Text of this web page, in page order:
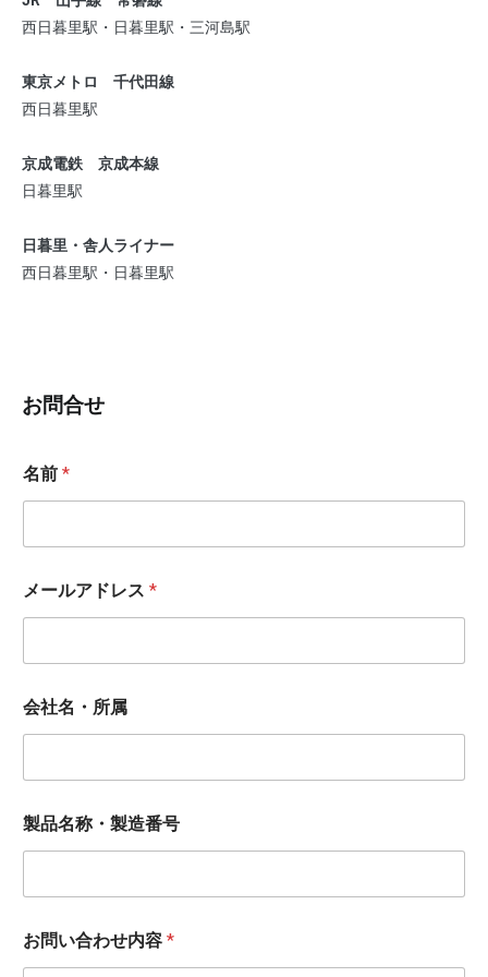
西日暮里駅・日暮里駅・三河島駅
東京メトロ 千代田線
西日暮里駅
京成電鉄 京成本線
日暮里駅
日暮里・舎人ライナー
西日暮里駅・日暮里駅
お問合せ
名前 *
メールアドレス *
会社名・所属
製品名称・製造番号
お問い合わせ内容 *